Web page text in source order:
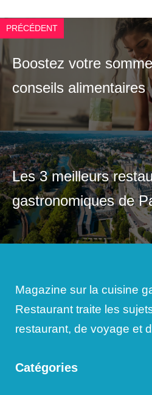
PRÉCÉDENT
Boostez votre
conseils alimentaires
Les 3 meilleurs
gastronomiques de
Magazine sur la cuisine
Restaurant traite les
restaurant, de voyage et
Catégories